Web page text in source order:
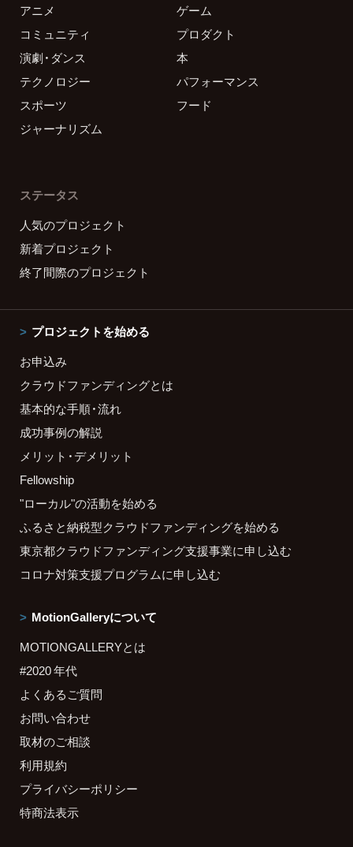
アニメ
ゲーム
コミュニティ
プロダクト
演劇・ダンス
本
テクノロジー
パフォーマンス
スポーツ
フード
ジャーナリズム
ステータス
人気のプロジェクト
新着プロジェクト
終了間際のプロジェクト
プロジェクトを始める
お申込み
クラウドファンディングとは
基本的な手順・流れ
成功事例の解説
メリット・デメリット
Fellowship
"ローカル"の活動を始める
ふるさと納税型クラウドファンディングを始める
東京都クラウドファンディング支援事業に申し込む
コロナ対策支援プログラムに申し込む
MotionGalleryについて
MOTIONGALLERYとは
#2020 年代
よくあるご質問
お問い合わせ
取材のご相談
利用規約
プライバシーポリシー
特商法表示